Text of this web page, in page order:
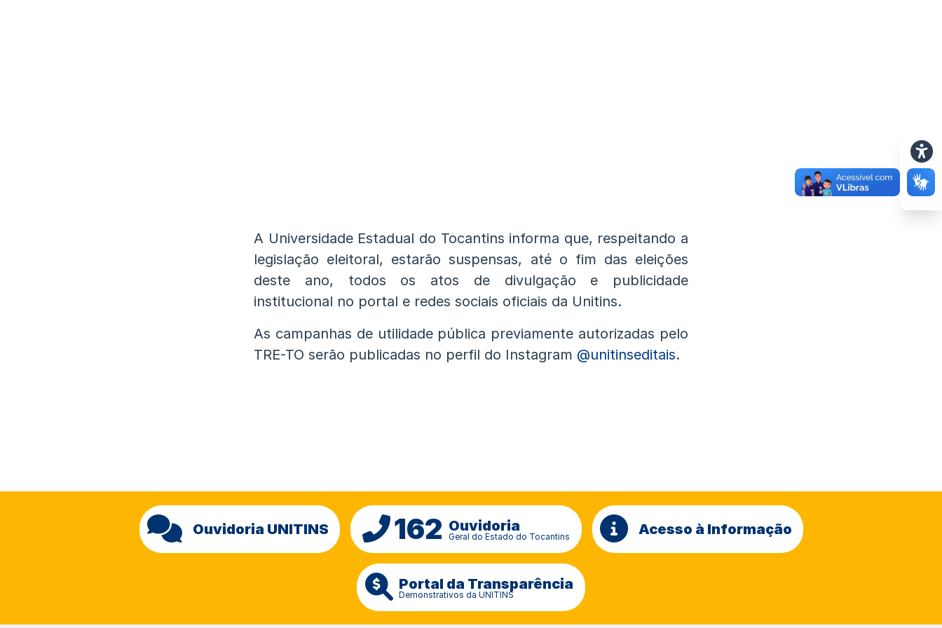
A Universidade Estadual do Tocantins informa que, respeitando a
legislação eleitoral, estarão suspensas, até o fim das eleições
deste ano, todos os atos de divulgação e publicidade
institucional no portal e redes sociais oficiais da Unitins.
As campanhas de utilidade pública previamente autorizadas pelo
TRE-TO serão publicadas no perfil do Instagram @unitinseditais.
Ouvidoria UNITINS 162 Ouvidoria
Geral do Estado do Tocantins Acesso à Informação
Portal da Transparência
Demonstrativos da UNITINS